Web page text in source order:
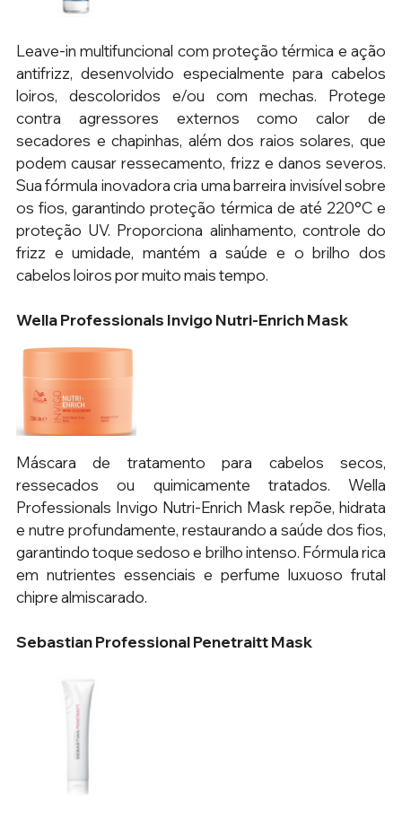
Leave-in multifuncional com proteção térmica e ação
antifrizz, desenvolvido especialmente para cabelos
loiros, descoloridos e/ou com mechas. Protege
contra agressores externos como calor de
secadores e chapinhas, além dos raios solares, que
podem causar ressecamento, frizz e danos severos.
Sua fórmula inovadora cria uma barreira invisível sobre
os fios, garantindo proteção térmica de até 220°C e
proteção UV. Proporciona alinhamento, controle do
frizz e umidade, mantém a saúde e o brilho dos
cabelos loiros por muito mais tempo.
Wella Professionals Invigo Nutri-Enrich Mask
Máscara de tratamento para cabelos secos,
ressecados ou quimicamente tratados. Wella
Professionals Invigo Nutri-Enrich Mask repõe, hidrata
e nutre profundamente, restaurando a saúde dos fios,
garantindo toque sedoso e brilho intenso. Fórmula rica
em nutrientes essenciais e perfume luxuoso frutal
chipre almiscarado.
Sebastian Professional Penetraitt Mask